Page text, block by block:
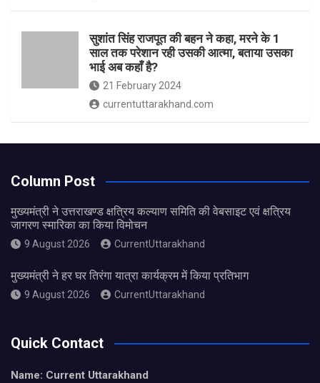
सुशांत सिंह राजपूत की बहन ने कहा, मरने के 1
साल तक परेशान रही उसकी आत्मा, बताया उसका
भाई अब कहाँ है?
21 February 2024
currentuttarakhand.com
Column Post
मुख्यमंत्री ने उत्तराखण्ड क्षत्रिय कल्याण समिति की वेबसाइट एवं क्षत्रिय
जागरण स्मारिका का किया विमोचन
9 August 2026 CurrentUttarakhand
मुख्यमंत्री ने हर घर तिरंगा यात्रा कार्यक्रम में किया प्रतिभाग
9 August 2026 CurrentUttarakhand
Quick Contact
Name: Current Uttarakhand